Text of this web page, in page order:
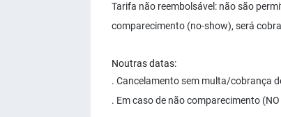
Tarifa não reembolsável: não são
comparecimento (no-show), será
Noutras datas:
. Cancelamento sem multa/cobrança
. Em caso de não comparecimento